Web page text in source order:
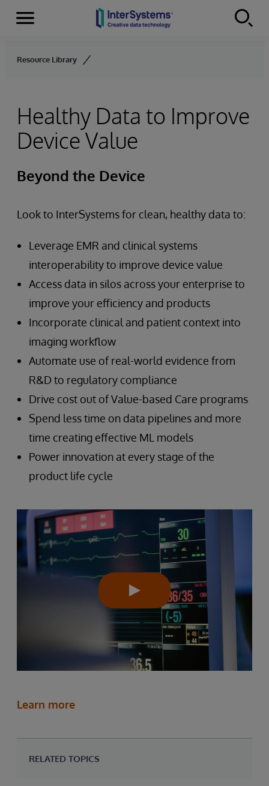
Skip to content
Menu
Resource Library
Healthy Data to Improve
Device Value
Beyond the Device
Look to InterSystems for clean, healthy data to:
Leverage EMR and clinical systems
interoperability to improve device value
Access data in silos across your enterprise to
improve your efficiency and products
Incorporate clinical and patient context into
imaging workflow
Automate use of real-world evidence from
R&D to regulatory compliance
Drive cost out of Value-based Care programs
Spend less time on data pipelines and more
time creating effective ML models
Power innovation at every stage of the
product life cycle
Learn more
RELATED TOPICS